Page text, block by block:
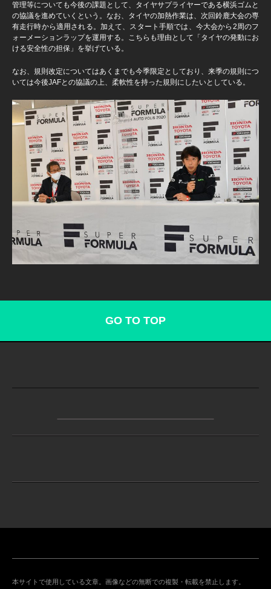
管理等についても今後の課題として、タイヤサプライヤーである横浜ゴムと
の協議を進めていくという。なお、タイヤの加熱作業は、次回鈴鹿大会の専
有走行時から適用される。加えて、スタート手順では、今大会から2周のフ
ォーメーションラップを運用する。こちらも理由として「タイヤの発動にお
ける安全性の担保」を挙げている。
なお、規則改定についてはあくまでも今季限定としており、来季の規則につ
いては今後JAFとの協議の上、柔軟性を持った規則にしたいとしている。
GO TO TOP
本サイトで使用している文章。画像などの無断での複製・転載を禁止します。